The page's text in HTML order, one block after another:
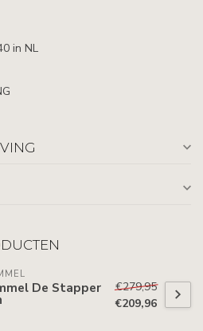
in NL
De Stapper
€279,95
€209,96